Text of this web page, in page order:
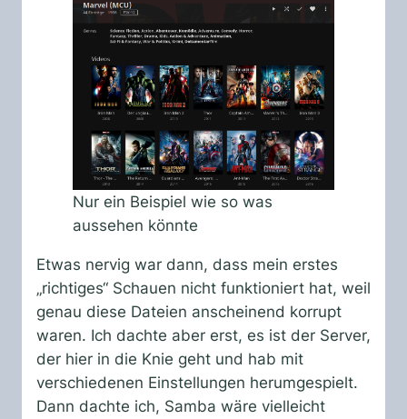
Nur ein Beispiel wie so was
aussehen könnte
Etwas nervig war dann, dass mein erstes
„richtiges“ Schauen nicht funktioniert hat, weil
genau diese Dateien anscheinend korrupt
waren. Ich dachte aber erst, es ist der Server,
der hier in die Knie geht und hab mit
verschiedenen Einstellungen herumgespielt.
Dann dachte ich, Samba wäre vielleicht